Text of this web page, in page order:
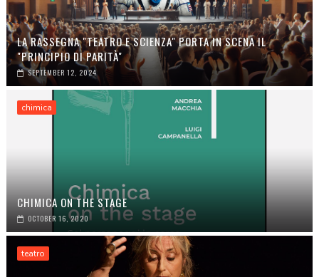
LA RASSEGNA "TEATRO E SCIENZA" PORTA IN SCENA IL
"PRINCIPIO DI PARITÀ"
SEPTEMBER 12, 2024
chimica
CHIMICA ON THE STAGE
OCTOBER 16, 2020
teatro